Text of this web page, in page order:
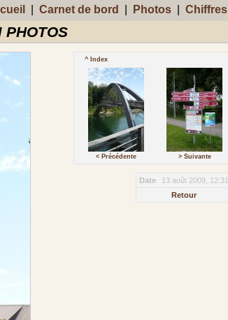
Carnet de bord Photos Chiffres
PHOTOS
^ Index
< Précédente > Suivante
Date
13 août 2009, 12:31
Retour